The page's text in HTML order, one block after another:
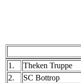
1.
Theken Truppe
2.
SC Bottrop